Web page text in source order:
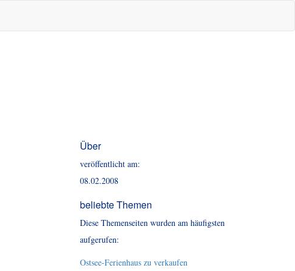
Über
veröffentlicht am:
08.02.2008
beliebte Themen
Diese Themenseiten wurden am häufigsten
aufgerufen:
Ostsee-Ferienhaus zu verkaufen